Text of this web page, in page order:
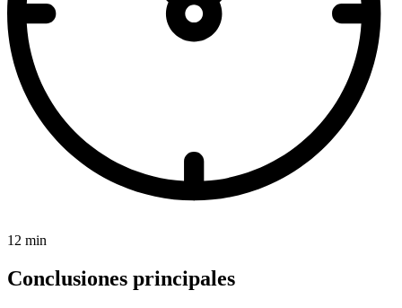
12 min
Conclusiones principales